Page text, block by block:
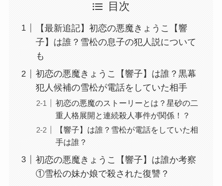
目次
【最新追記】初恋の悪魔きょうこ【響
子】は誰？雪松の息子の犯人説について
も
初恋の悪魔きょうこ【響子】は誰？黒幕
犯人候補の雪松が電話をしていた相手
初恋の悪魔のストーリーとは？星砂の二
重人格展開と連続殺人事件が関係！？
【響子】は誰？雪松が電話をしていた相
手は誰？
初恋の悪魔きょうこ【響子】は誰か考察
①雪松の妹か娘で殺された復讐？